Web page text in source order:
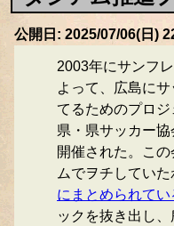
公開日: 2025/07/06(日)
2003年にサンフ
よって、広島に
てるためのプロジ
県・県サッカー
開催された。こ
ムでヲチしていた
にまとめられてい
ックを抜き出し、